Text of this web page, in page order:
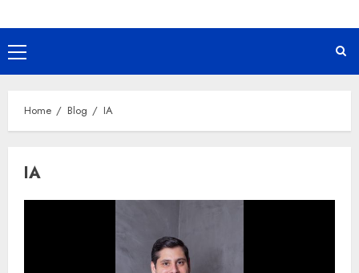
Primary
Menu
Home Blog IA
IA